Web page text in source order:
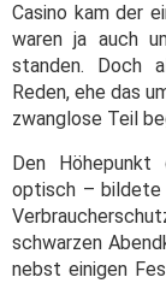
Casino kam der
waren ja auch
standen. Doch
Reden, ehe das
zwanglose Teil
Den
optisch ­– bildete
schwarzen
nebst einigen